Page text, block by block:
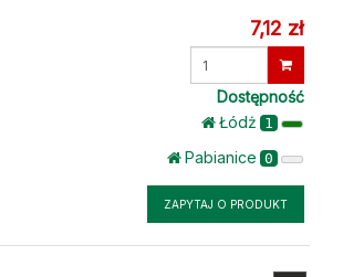
7,12 zł
Dostępność
Łódż 1
Pabianice 0
ZAPYTAJ O PRODUKT